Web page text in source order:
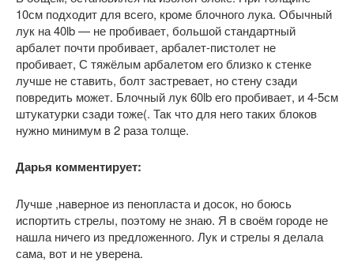
10см подходит для всего, кроме блочного лука. Обычный
лук на 40lb — не пробивает, большой стандартный
арбалет почти пробивает, арбалет-пистолет не
пробивает, С тяжёлым арбалетом его близко к стенке
лучше не ставить, болт застревает, но стену сзади
повредить может. Блочный лук 60lb его пробивает, и 4-5см
штукатурки сзади тоже(. Так что для него таких блоков
нужно минимум в 2 раза толще.
Дарья комментирует:
Лучше ,наверное из пенопласта и досок, но боюсь
испортить стрелы, поэтому не знаю. Я в своём городе не
нашла ничего из предложенного. Лук и стрелы я делала
сама, вот и не уверена.